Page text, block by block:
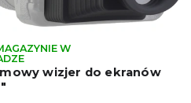
wizjer do ekranów
W